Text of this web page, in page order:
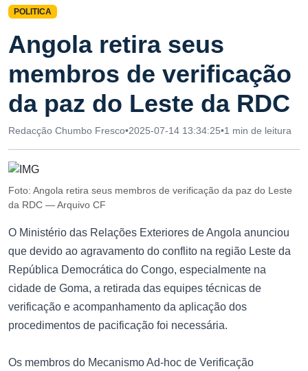
POLITICA
Angola retira seus
membros de verificação
da paz do Leste da RDC
Redacção Chumbo Fresco•2025-07-14 13:34:25•1 min de leitura
Foto: Angola retira seus membros de verificação da paz do Leste
da RDC — Arquivo CF
O Ministério das Relações Exteriores de Angola anunciou
que devido ao agravamento do conflito na região Leste da
República Democrática do Congo, especialmente na
cidade de Goma, a retirada das equipes técnicas de
verificação e acompanhamento da aplicação dos
procedimentos de pacificação foi necessária.
Os membros do Mecanismo Ad-hoc de Verificação